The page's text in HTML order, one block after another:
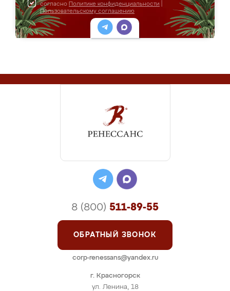
согласно Политике конфиденциальности
Пользовательскому соглашению
г. Красногорск
ул. Ленина, 18
8 (800) 511-89-55
ОБРАТНЫЙ ЗВОНОК
corp-renessans@yandex.ru